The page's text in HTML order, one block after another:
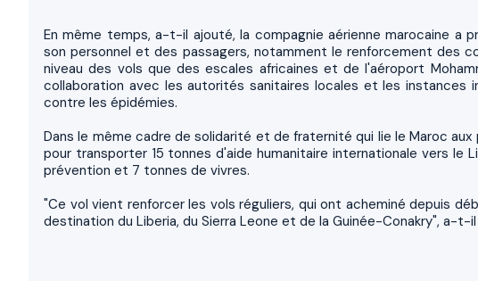
En même temps, a-t-il ajouté, la compagnie aérienne marocaine a
son personnel et des passagers, notamment le renforcement des
niveau des vols que des escales africaines et de l'aéroport
collaboration avec les autorités sanitaires locales et les
contre les épidémies.
Dans le même cadre de solidarité et de fraternité qui lie le Maroc aux
pour transporter 15 tonnes d'aide humanitaire internationale vers
prévention et 7 tonnes de vivres.
"Ce vol vient renforcer les vols réguliers, qui ont acheminé depuis
destination du Liberia, du Sierra Leone et de la Guinée-Conakry", a-t-